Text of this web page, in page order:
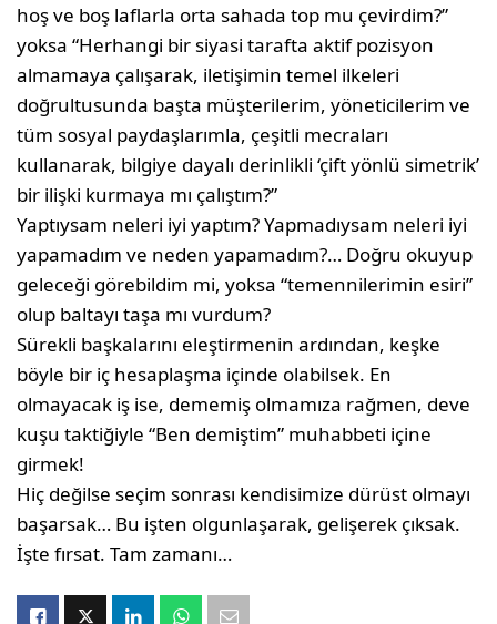
hoş ve boş laflarla orta sahada top mu çevirdim?”
yoksa “Herhangi bir siyasi tarafta aktif pozisyon
almamaya çalışarak, iletişimin temel ilkeleri
doğrultusunda başta müşterilerim, yöneticilerim ve
tüm sosyal paydaşlarımla, çeşitli mecraları
kullanarak, bilgiye dayalı derinlikli ‘çift yönlü simetrik’
bir ilişki kurmaya mı çalıştım?”
Yaptıysam neleri iyi yaptım? Yapmadıysam neleri iyi
yapamadım ve neden yapamadım?… Doğru okuyup
geleceği görebildim mi, yoksa “temennilerimin esiri”
olup baltayı taşa mı vurdum?
Sürekli başkalarını eleştirmenin ardından, keşke
böyle bir iç hesaplaşma içinde olabilsek. En
olmayacak iş ise, dememiş olmamıza rağmen, deve
kuşu taktiğiyle “Ben demiştim” muhabbeti içine
girmek!
Hiç değilse seçim sonrası kendisimize dürüst olmayı
başarsak… Bu işten olgunlaşarak, gelişerek çıksak.
İşte fırsat. Tam zamanı…